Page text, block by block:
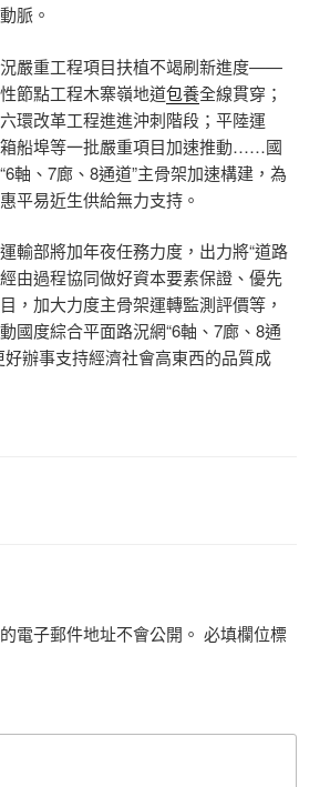
脈。
嚴重工程項目扶植不竭刷新進度——
節點工程木寨嶺地道包養全線貫穿；
環改革工程進進沖刺階段；平陸運
船埠等一批嚴重項目加速推動……國
軸、7廊、8通道”主骨架加速構建，為
平易近生供給無力支持。
輸部將加年夜任務力度，出力將“道路
經由過程協同做好資本要素保證、優先
，加大力度主骨架運轉監測評價等，
國度綜合平面路況網“6軸、7廊、8通
好辦事支持經濟社會高東西的品質成
電子郵件地址不會公開。 必填欄位標